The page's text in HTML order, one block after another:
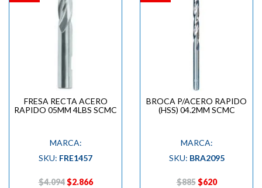
FRESA RECTA ACERO
RAPIDO 05MM 4LBS SCMC
MARCA:
SKU: FRE1457
$4.094 $2.866
BROCA P/ACERO RAPIDO
(HSS) 04.2MM SCMC
MARCA:
SKU: BRA2095
$885 $620